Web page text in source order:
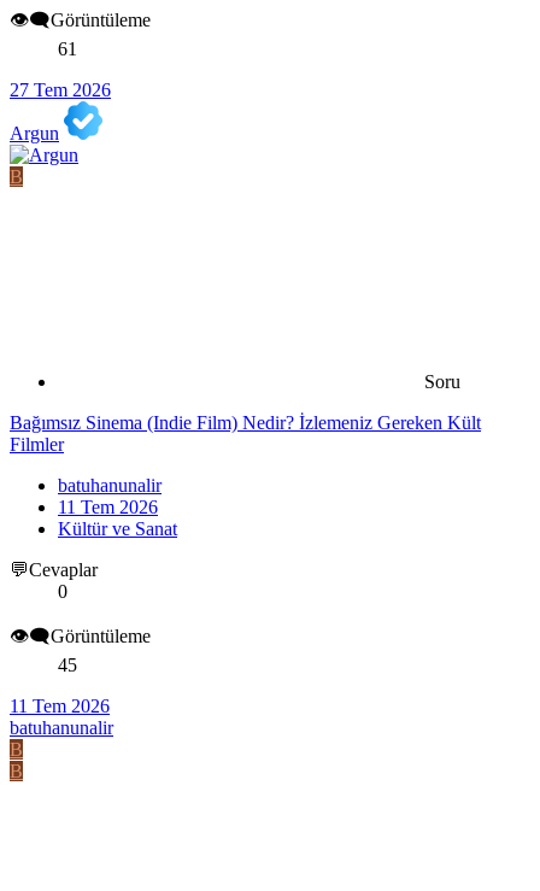
👁️‍🗨️Görüntüleme
61
27 Tem 2026
Argun
B
Soru
Bağımsız Sinema (Indie Film) Nedir? İzlemeniz Gereken Kült
Filmler
batuhanunalir
11 Tem 2026
Kültür ve Sanat
💬Cevaplar
0
👁️‍🗨️Görüntüleme
45
11 Tem 2026
batuhanunalir
B
B